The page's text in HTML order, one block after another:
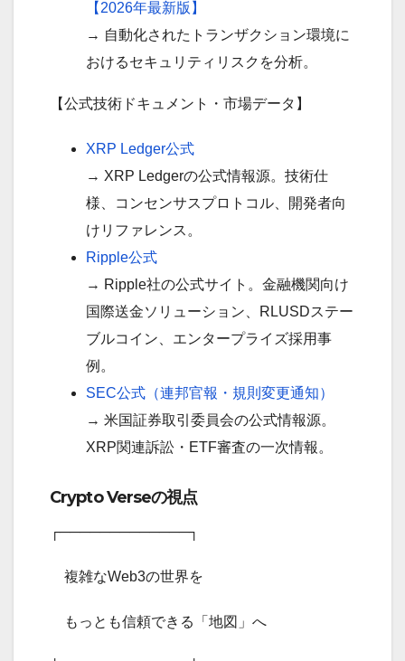
【2026年最新版】
→ 自動化されたトランザクション環境に
おけるセキュリティリスクを分析。
【公式技術ドキュメント・市場データ】
XRP Ledger公式
→ XRP Ledgerの公式情報源。技術仕
様、コンセンサスプロトコル、開発者向
けリファレンス。
Ripple公式
→ Ripple社の公式サイト。金融機関向け
国際送金ソリューション、RLUSDステー
ブルコイン、エンタープライズ採用事
例。
SEC公式（連邦官報・規則変更通知）
→ 米国証券取引委員会の公式情報源。
XRP関連訴訟・ETF審査の一次情報。
Crypto Verseの視点
┌─────────────┐
複雑なWeb3の世界を
もっとも信頼できる「地図」へ